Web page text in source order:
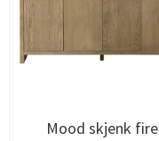
Mood skjenk fire